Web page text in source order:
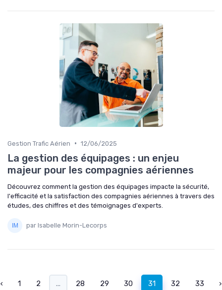
Gestion Trafic Aérien • 12/06/2025
La gestion des équipages : un enjeu
majeur pour les compagnies aériennes
Découvrez comment la gestion des équipages impacte la sécurité,
l'efficacité et la satisfaction des compagnies aériennes à travers des
études, des chiffres et des témoignages d'experts.
par Isabelle Morin-Lecorps
‹ 1 2 ... 28 29 30 31 32 33 ›